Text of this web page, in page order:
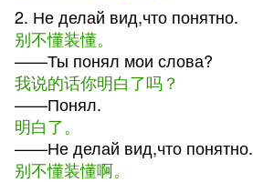
2. Не делай вид,что понятно.
别不懂装懂。
——Ты понял мои слова?
我说的话你明白了吗？
——Понял.
明白了。
——Не делай вид,что понятно.
别不懂装懂啊。